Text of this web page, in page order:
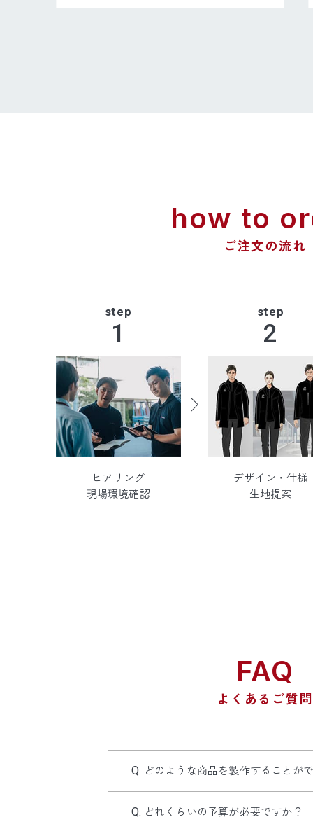
how to
ご注文の流れ
step
ヒアリング
現場環境確認
step
デザイン・仕様
生地提案
FAQ
よくあるご質問
どのような商品を製作することが
どれくらいの予算が必要ですか？